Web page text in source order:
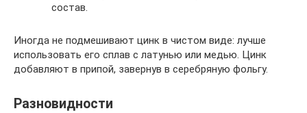
состав.
Иногда не подмешивают цинк в чистом виде: лучше
использовать его сплав с латунью или медью. Цинк
добавляют в припой, завернув в серебряную фольгу.
Разновидности